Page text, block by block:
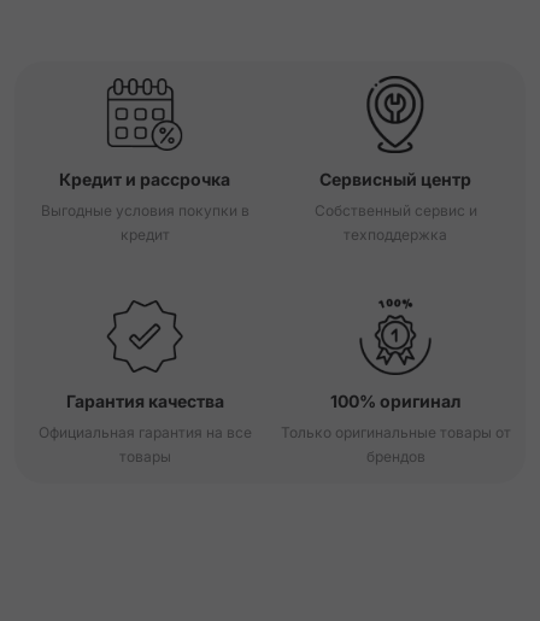
Кредит и рассрочка
Выгодные условия покупки в
кредит
Сервисный центр
Собственный сервис и
техподдержка
Гарантия качества
Официальная гарантия на все
товары
100% оригинал
Только оригинальные товары от
брендов